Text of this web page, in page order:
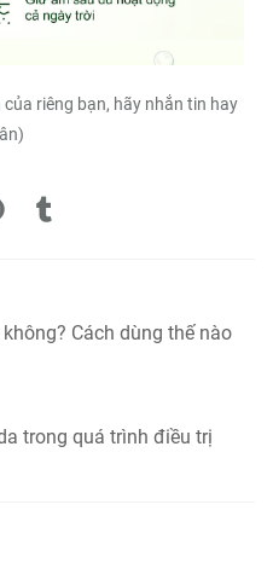
riêng bạn, hãy nhắn tin hay
Cách dùng thế nào
trong quá trình điều trị